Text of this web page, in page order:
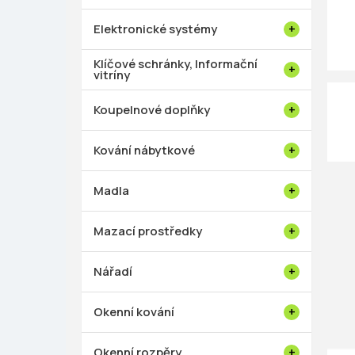
n
l
Elektronické systémy
Klíčové schránky, Informační
vitríny
Koupelnové doplňky
Kování nábytkové
Madla
Mazací prostředky
Nářadí
Okenní kování